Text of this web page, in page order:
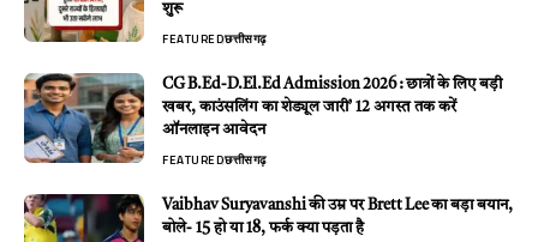
शुरू
FEATUREDछत्तीसगढ़
CG B.Ed-D.El.Ed Admission 2026 : छात्रों के लिए बड़ी
खबर, काउंसलिंग का शेड्यूल जारी’ 12 अगस्त तक करें
ऑनलाइन आवेदन
FEATUREDछत्तीसगढ़
Vaibhav Suryavanshi की उम्र पर Brett Lee का बड़ा बयान,
बोले- 15 हो या 18, फर्क क्या पड़ता है